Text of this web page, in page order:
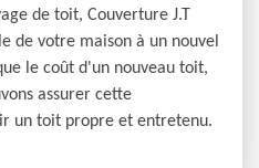
de toit, Couverture J.T
de votre maison à un nouvel
le coût d'un nouveau toit,
assurer cette
un toit propre et entretenu.